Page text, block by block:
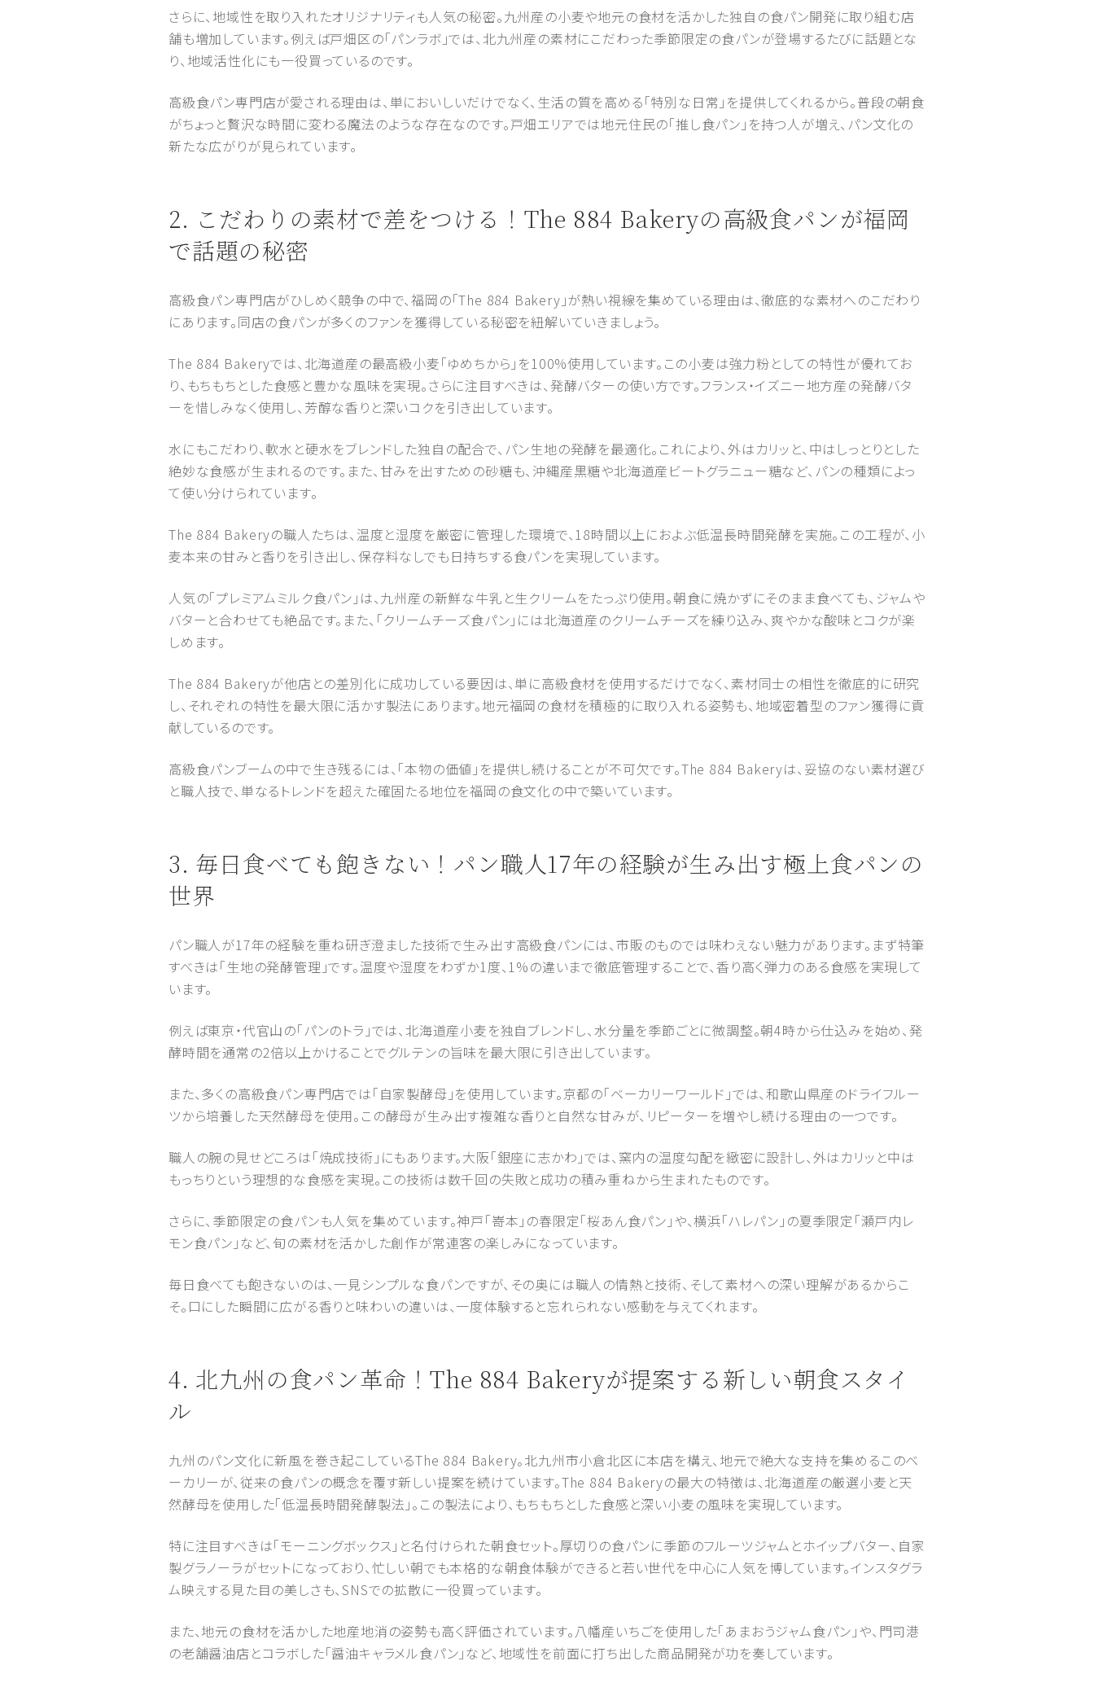
さらに、地域性を取り入れたオリジナリティも人気の秘密。九州産の小麦や地元の食材を活かした独自の食パン開発に取り組む店
舗も増加しています。例えば戸畑区の「パンラボ」では、北九州産の素材にこだわった季節限定の食パンが登場するたびに話題とな
り、地域活性化にも一役買っているのです。
高級食パン専門店が愛される理由は、単においしいだけでなく、生活の質を高める「特別な日常」を提供してくれるから。普段の朝食
がちょっと贅沢な時間に変わる魔法のような存在なのです。戸畑エリアでは地元住民の「推し食パン」を持つ人が増え、パン文化の
新たな広がりが見られています。
2. こだわりの素材で差をつける！The 884 Bakeryの高級食パンが福岡
で話題の秘密
高級食パン専門店がひしめく競争の中で、福岡の「The 884 Bakery」が熱い視線を集めている理由は、徹底的な素材へのこだわり
にあります。同店の食パンが多くのファンを獲得している秘密を紐解いていきましょう。
The 884 Bakeryでは、北海道産の最高級小麦「ゆめちから」を100%使用しています。この小麦は強力粉としての特性が優れてお
り、もちもちとした食感と豊かな風味を実現。さらに注目すべきは、発酵バターの使い方です。フランス・イズニー地方産の発酵バタ
ーを惜しみなく使用し、芳醇な香りと深いコクを引き出しています。
水にもこだわり、軟水と硬水をブレンドした独自の配合で、パン生地の発酵を最適化。これにより、外はカリッと、中はしっとりとした
絶妙な食感が生まれるのです。また、甘みを出すための砂糖も、沖縄産黒糖や北海道産ビートグラニュー糖など、パンの種類によっ
て使い分けられています。
The 884 Bakeryの職人たちは、温度と湿度を厳密に管理した環境で、18時間以上におよぶ低温長時間発酵を実施。この工程が、小
麦本来の甘みと香りを引き出し、保存料なしでも日持ちする食パンを実現しています。
人気の「プレミアムミルク食パン」は、九州産の新鮮な牛乳と生クリームをたっぷり使用。朝食に焼かずにそのまま食べても、ジャムや
バターと合わせても絶品です。また、「クリームチーズ食パン」には北海道産のクリームチーズを練り込み、爽やかな酸味とコクが楽
しめます。
The 884 Bakeryが他店との差別化に成功している要因は、単に高級食材を使用するだけでなく、素材同士の相性を徹底的に研究
し、それぞれの特性を最大限に活かす製法にあります。地元福岡の食材を積極的に取り入れる姿勢も、地域密着型のファン獲得に貢
献しているのです。
高級食パンブームの中で生き残るには、「本物の価値」を提供し続けることが不可欠です。The 884 Bakeryは、妥協のない素材選び
と職人技で、単なるトレンドを超えた確固たる地位を福岡の食文化の中で築いています。
3. 毎日食べても飽きない！パン職人17年の経験が生み出す極上食パンの
世界
パン職人が17年の経験を重ね研ぎ澄ました技術で生み出す高級食パンには、市販のものでは味わえない魅力があります。まず特筆
すべきは「生地の発酵管理」です。温度や湿度をわずか1度、1%の違いまで徹底管理することで、香り高く弾力のある食感を実現して
います。
例えば東京・代官山の「パンのトラ」では、北海道産小麦を独自ブレンドし、水分量を季節ごとに微調整。朝4時から仕込みを始め、発
酵時間を通常の2倍以上かけることでグルテンの旨味を最大限に引き出しています。
また、多くの高級食パン専門店では「自家製酵母」を使用しています。京都の「ベーカリーワールド」では、和歌山県産のドライフルー
ツから培養した天然酵母を使用。この酵母が生み出す複雑な香りと自然な甘みが、リピーターを増やし続ける理由の一つです。
職人の腕の見せどころは「焼成技術」にもあります。大阪「銀座に志かわ」では、窯内の温度勾配を緻密に設計し、外はカリッと中は
もっちりという理想的な食感を実現。この技術は数千回の失敗と成功の積み重ねから生まれたものです。
さらに、季節限定の食パンも人気を集めています。神戸「嵜本」の春限定「桜あん食パン」や、横浜「ハレパン」の夏季限定「瀬戸内レ
モン食パン」など、旬の素材を活かした創作が常連客の楽しみになっています。
毎日食べても飽きないのは、一見シンプルな食パンですが、その奥には職人の情熱と技術、そして素材への深い理解があるからこ
そ。口にした瞬間に広がる香りと味わいの違いは、一度体験すると忘れられない感動を与えてくれます。
4. 北九州の食パン革命！The 884 Bakeryが提案する新しい朝食スタイ
ル
九州のパン文化に新風を巻き起こしているThe 884 Bakery。北九州市小倉北区に本店を構え、地元で絶大な支持を集めるこのベ
ーカリーが、従来の食パンの概念を覆す新しい提案を続けています。The 884 Bakeryの最大の特徴は、北海道産の厳選小麦と天
然酵母を使用した「低温長時間発酵製法」。この製法により、もちもちとした食感と深い小麦の風味を実現しています。
特に注目すべきは「モーニングボックス」と名付けられた朝食セット。厚切りの食パンに季節のフルーツジャムとホイップバター、自家
製グラノーラがセットになっており、忙しい朝でも本格的な朝食体験ができると若い世代を中心に人気を博しています。インスタグラ
ム映えする見た目の美しさも、SNSでの拡散に一役買っています。
また、地元の食材を活かした地産地消の姿勢も高く評価されています。八幡産いちごを使用した「あまおうジャム食パン」や、門司港
の老舗醤油店とコラボした「醤油キャラメル食パン」など、地域性を前面に打ち出した商品開発が功を奏しています。